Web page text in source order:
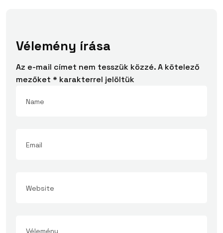
Vélemény írása
Az e-mail címet nem tesszük közzé.A kötelező
mezőket * karakterrel jelöltük